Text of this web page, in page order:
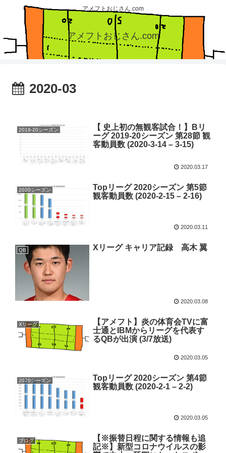
アメフトおじさん.com
アメフトおじさん.com
2020-03
2019-20シーズン
【 史上初の無観客試合！】Bリ
ーグ 2019-20シーズン 第28節 観
客動員数 (2020-3-14 – 3-15)
2020.03.17
2020シーズン
Topリーグ 2020シーズン 第5節
観客動員数 (2020-2-15 – 2-16)
2020.03.11
QB Xリーグ キャリア記録 高木 翼
2020.03.08
Xリーグ
【アメフト】炎の体育会TVに富
士通とIBMからリーグを代表す
るQBが出演 (3/7放送)
2020.03.05
2020シーズン
Topリーグ 2020シーズン 第4節
観客動員数 (2020-2-1 – 2-2)
2020.03.05
ブログ
【※振替日程に関する情報も追
記※】新型コロナウイルスの影